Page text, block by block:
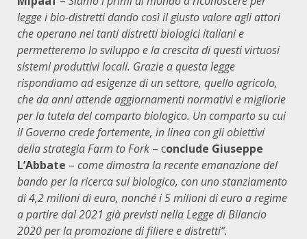
legge i bio-distretti dando così il giusto valore agli attori
che operano nei tanti distretti biologici italiani e
permetteremo lo sviluppo e la crescita di questi virtuosi
sistemi produttivi locali. Grazie a questa legge
rispondiamo ad esigenze di un settore, quello agricolo,
che da anni attende aggiornamenti normativi e migliorie
per la tutela del comparto biologico. Un comparto su cui
il Governo crede fortemente, in linea con gli obiettivi
della strategia Farm to Fork – conclude Giuseppe
L’Abbate – come dimostra la recente emanazione del
bando per la ricerca sul biologico, con uno stanziamento
di 4,2 milioni di euro, nonché i 5 milioni di euro a regime
a partire dal 2021 già previsti nella Legge di Bilancio
2020 per la promozione di filiere e distretti”.